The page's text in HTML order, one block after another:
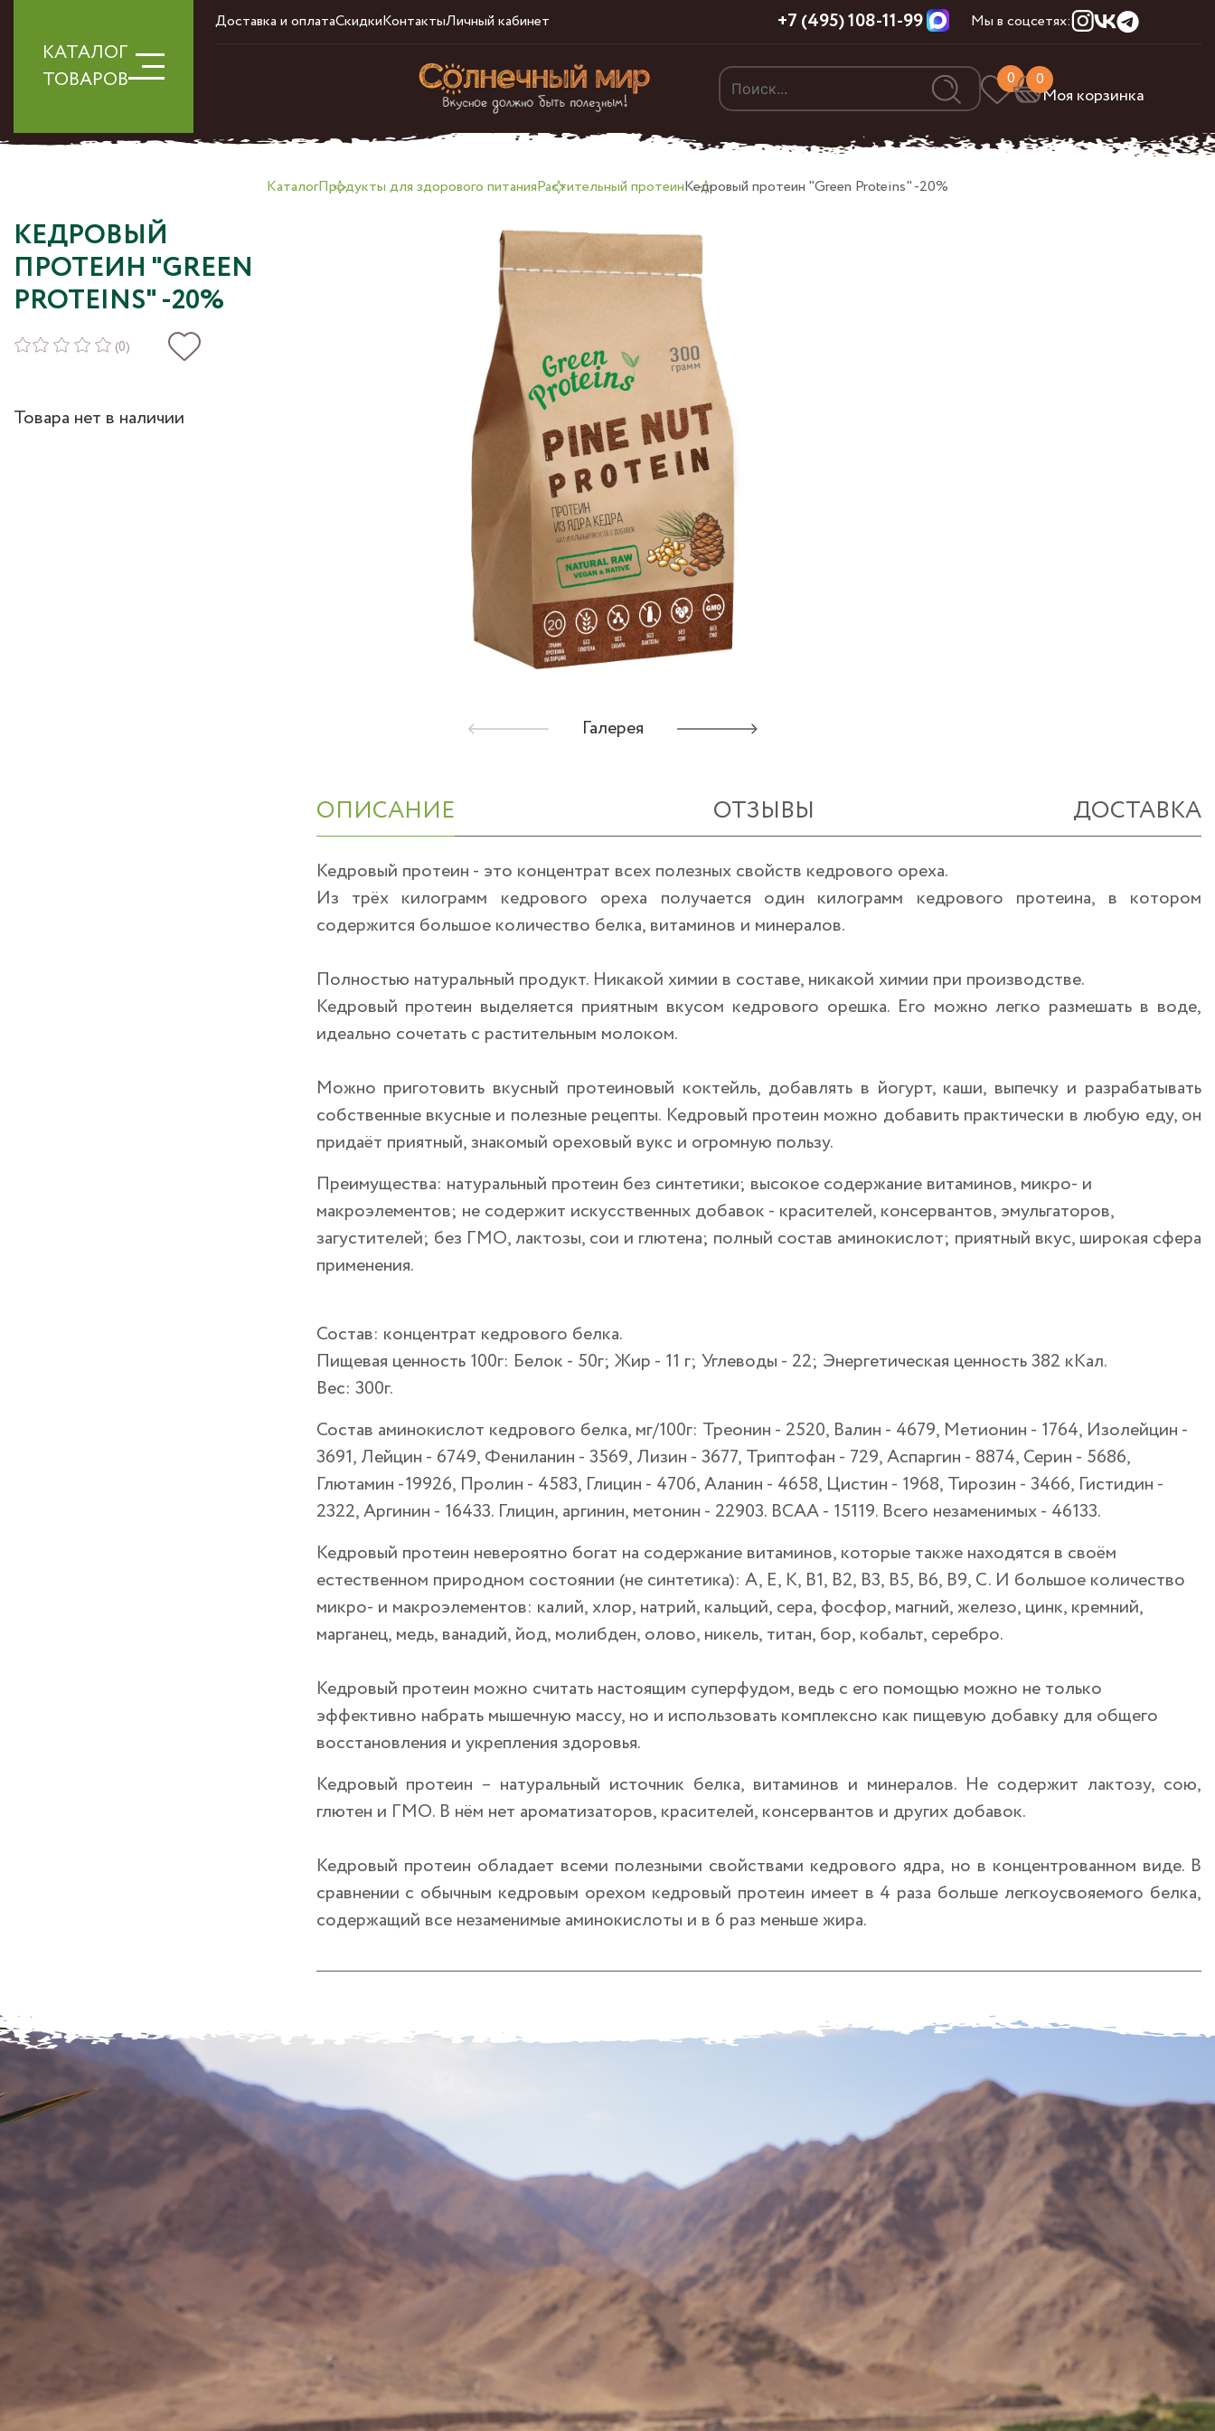
КАТАЛОГ
ТОВАРОВ
Доставка и оплатаСкидкиКонтактыЛичный кабинет +7 (495) 108-11-99 Мы в соцсетях:
0 0
Моя корзинка
КаталогПродукты для здорового питанияРастительный протеинКедровый протеин "Green Proteins" -20%
КЕДРОВЫЙ
ПРОТЕИН "GREEN
PROTEINS" -20%
(0)
Товара нет в наличии
Галерея
ОПИСАНИЕ ОТЗЫВЫ ДОСТАВКА
Кедровый протеин - это концентрат всех полезных свойств кедрового ореха.
Из трёх килограмм кедрового ореха получается один килограмм кедрового протеина, в котором
содержится большое количество белка, витаминов и минералов.
Полностью натуральный продукт. Никакой химии в составе, никакой химии при производстве.
Кедровый протеин выделяется приятным вкусом кедрового орешка. Его можно легко размешать в воде,
идеально сочетать с растительным молоком.
Можно приготовить вкусный протеиновый коктейль, добавлять в йогурт, каши, выпечку и разрабатывать
собственные вкусные и полезные рецепты. Кедровый протеин можно добавить практически в любую еду, он
придаёт приятный, знакомый ореховый вукс и огромную пользу.
Преимущества: натуральный протеин без синтетики; высокое содержание витаминов, микро- и
макроэлементов; не содержит искусственных добавок - красителей, консервантов, эмульгаторов,
загустителей; без ГМО, лактозы, сои и глютена; полный состав аминокислот; приятный вкус, широкая сфера
применения.
Состав: концентрат кедрового белка.
Пищевая ценность 100г: Белок - 50г; Жир - 11 г; Углеводы - 22; Энергетическая ценность 382 кКал.
Вес: 300г.
Состав аминокислот кедрового белка, мг/100г: Треонин - 2520, Валин - 4679, Метионин - 1764, Изолейцин -
3691, Лейцин - 6749, Фениланин - 3569, Лизин - 3677, Триптофан - 729, Аспаргин - 8874, Серин - 5686,
Глютамин -19926, Пролин - 4583, Глицин - 4706, Аланин - 4658, Цистин - 1968, Тирозин - 3466, Гистидин -
2322, Аргинин - 16433. Глицин, аргинин, метонин - 22903. BCAA - 15119. Всего незаменимых - 46133.
Кедровый протеин невероятно богат на содержание витаминов, которые также находятся в своём
естественном природном состоянии (не синтетика): А, Е, К, В1, В2, В3, В5, В6, В9, С. И большое количество
микро- и макроэлементов: калий, хлор, натрий, кальций, сера, фосфор, магний, железо, цинк, кремний,
марганец, медь, ванадий, йод, молибден, олово, никель, титан, бор, кобальт, серебро.
Кедровый протеин можно считать настоящим суперфудом, ведь с его помощью можно не только
эффективно набрать мышечную массу, но и использовать комплексно как пищевую добавку для общего
восстановления и укрепления здоровья.
Кедровый протеин – натуральный источник белка, витаминов и минералов. Не содержит лактозу, сою,
глютен и ГМО. В нём нет ароматизаторов, красителей, консервантов и других добавок.
Кедровый протеин обладает всеми полезными свойствами кедрового ядра, но в концентрованном виде. В
сравнении с обычным кедровым орехом кедровый протеин имеет в 4 раза больше легкоусвояемого белка,
содержащий все незаменимые аминокислоты и в 6 раз меньше жира.